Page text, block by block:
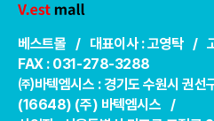
베스트몰 / 대표이사 : 고영탁 /
FAX : 031-278-3288
㈜바텍엠시스 : 경기도 수원시 권
(16648) (주) 바텍엠시스 /